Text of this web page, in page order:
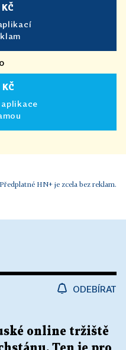
Předplatné HN+ je zcela bez reklam.
ODEBÍRAT
online tržiště